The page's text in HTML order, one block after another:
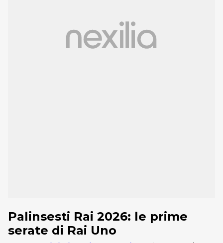
Palinsesti Rai 2026: le prime
serate di Rai Uno